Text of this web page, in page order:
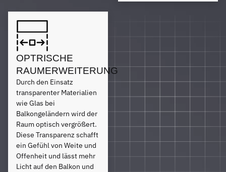
OPTRISCHE
RAUMERWEITERUNG
Durch den Einsatz
transparenter Materialien
wie Glas bei
Balkongeländern wird der
Raum optisch vergrößert.
Diese Transparenz schafft
ein Gefühl von Weite und
Offenheit und lässt mehr
Licht auf den Balkon und